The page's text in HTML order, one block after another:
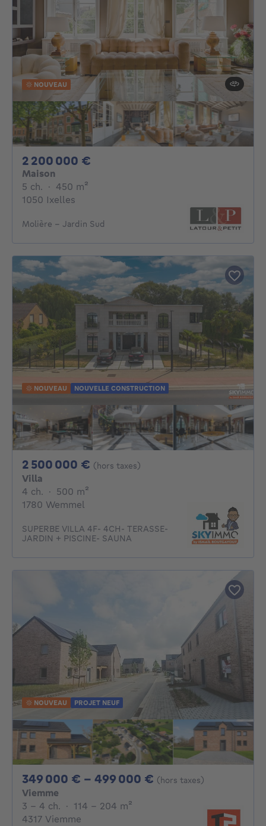
NOUVEAU
2 200 000 €
Maison
5 ch. 5 chambres
· 450 m²
1050 Ixelles
Molière - Jardin Sud
NOUVEAU NOUVELLE CONSTRUCTION
2 500 000 € 2500000€
(hors taxes)
Villa
4 ch. 4 chambres
· 500 m²
1780 Wemmel
SUPERBE VILLA 4F- 4CH- TERASSE-
JARDIN + PISCINE- SAUNA
NOUVEAU PROJET NEUF
349 000 € - 499 000 € De 349000€ À
(hors taxes)
Viemme
3 - 4 Chambres
3 - 4 ch. · 114 - 204 m²
4317 Viemme